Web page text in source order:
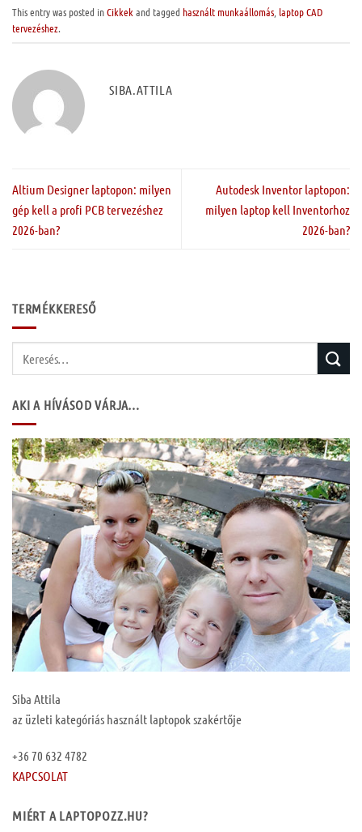
This entry was posted inCikkek and tagged használt munkaállomás laptop CAD
tervezéshez.
SIBA.ATTILA
Altium Designer laptopon: milyen
gép kell a profi PCB tervezéshez
2026-ban?
Autodesk Inventor laptopon:
milyen laptop kell Inventorhoz
2026-ban?
TERMÉKKERESŐ
AKI A HÍVÁSOD VÁRJA…
Siba Attila
az üzleti kategóriás használt laptopok szakértője
+36 70 632 4782
KAPCSOLAT
MIÉRT A LAPTOPOZZ.HU?